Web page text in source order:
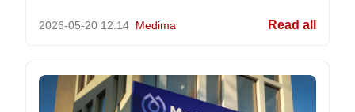
2026-05-20 12:14 Medima Read all